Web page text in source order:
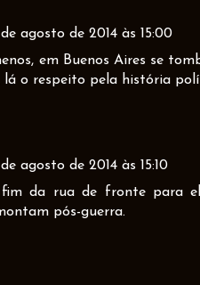
de agosto de 2014 às 15:00
em Buenos Aires se
lá o respeito pela história
de agosto de 2014 às 15:10
da rua de fronte para
pós-guerra.